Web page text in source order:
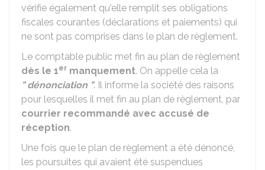
vérifie également qu'elle remplit ses obligations
fiscales courantes (déclarations et paiements) qui
ne sont pas comprises dans le plan de règlement.
Le comptable public met fin au plan de règlement
dès le 1er manquement. On appelle cela la
" dénonciation ". Il informe la société des raisons
pour lesquelles il met fin au plan de règlement, par
courrier recommandé avec accusé de
réception.
Une fois que le plan de règlement a été dénoncé,
les poursuites qui avaient été suspendues